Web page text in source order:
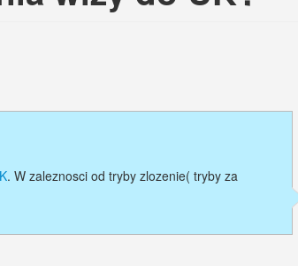
. W zaleznosci od tryby zlozenie( tryby za